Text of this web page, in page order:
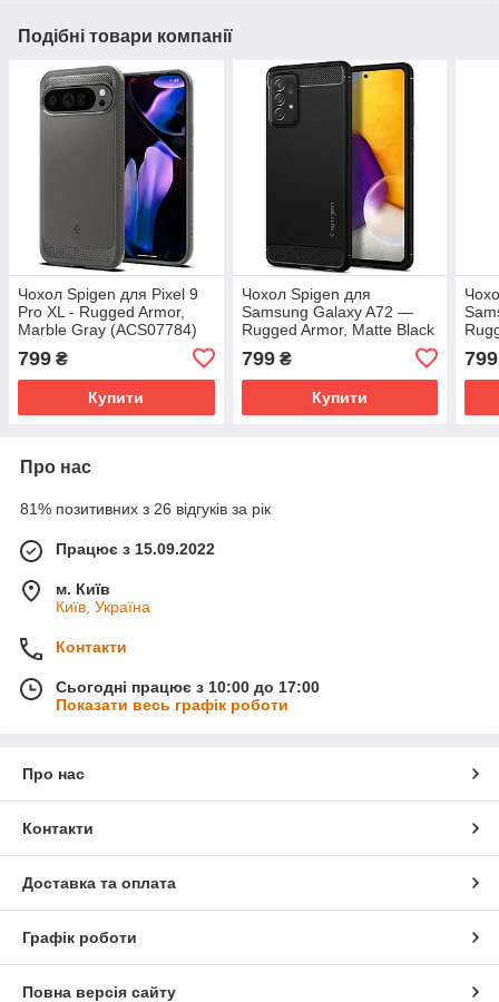
Подібні товари компанії
Чохол Spigen для Pixel 9
Pro XL - Rugged Armor,
Marble Gray (ACS07784)
799 ₴
Купити
Чохол Spigen для
Samsung Galaxy A72 —
Rugged Armor, Matte Black
799₴
Купити
799
Про нас
81% позитивних з 26 відгуків за рік
Працює з 15.09.2022
м. Київ
Київ, Україна
Контакти
Сьогодні працює з 10:00 до 17:00
Показати весь графік роботи
Про нас
Контакти
Доставка та оплата
Графік роботи
Повна версія сайту